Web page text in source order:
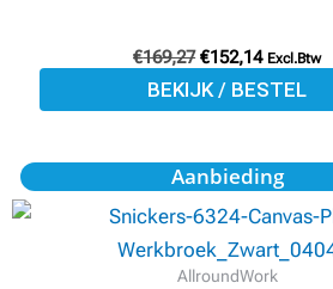
€169,27 €152,14 Excl.Btw
BEKIJK / BESTEL
op
de
Aanbieding
AllroundWork
Oorspronkelijke
prijs
was:
€107,93.
Huidige
prijs
is:
€96,98.
Dit
product
meerdere